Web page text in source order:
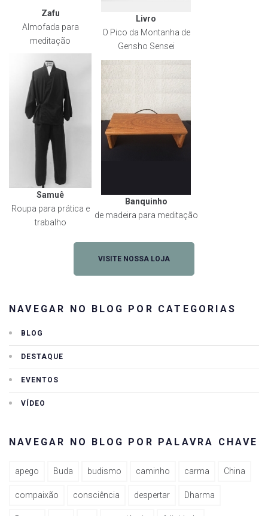
Zafu
Almofada para
meditação
Livro
O Pico da Montanha de
Gensho Sensei
Samuê
Roupa para prática e
trabalho
Banquinho
de madeira para meditação
VISITE NOSSA LOJA
NAVEGAR NO BLOG POR CATEGORIAS
BLOG
DESTAQUE
EVENTOS
VÍDEO
NAVEGAR NO BLOG POR PALAVRA CHAVE
apego Buda budismo caminho carma China
compaixão consciência despertar Dharma